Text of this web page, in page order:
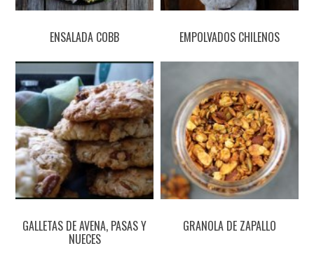
ENSALADA COBB EMPOLVADOS CHILENOS
GALLETAS DE AVENA, PASAS Y
NUECES
GRANOLA DE ZAPALLO